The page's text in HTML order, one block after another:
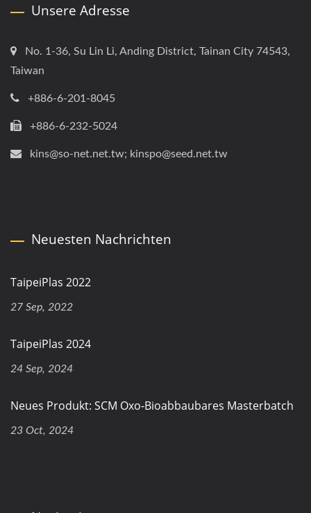
Unsere Adresse
No. 1-36, Su Lin Li, Anding District, Tainan City 74543,
Taiwan
+886-6-201-8045
+886-6-232-5024
kins@so-net.net.tw; kinspo@seed.net.tw
Neuesten Nachrichten
TaipeiPlas 2022
27 Sep, 2022
TaipeiPlas 2024
24 Sep, 2024
Neues Produkt: SCM Oxo-Bioabbaubares Masterbatch
23 Oct, 2024